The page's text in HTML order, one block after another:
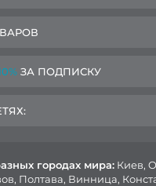
ЗА ПОДПИСКУ
городах мира: Киев,
Полтава, Винница,